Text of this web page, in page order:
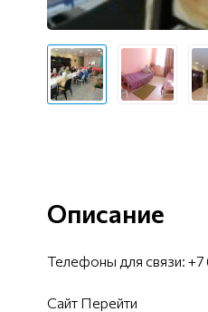
Описание
Телефоны для связи:
Сайт Перейти